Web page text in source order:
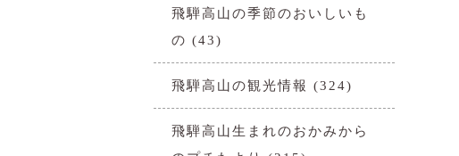
飛騨高山の季節のおいしいも
の (43)
飛騨高山の観光情報 (324)
飛騨高山生まれのおかみから